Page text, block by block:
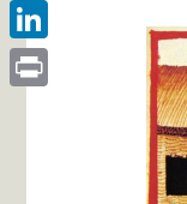
Facebook
LinkedIn